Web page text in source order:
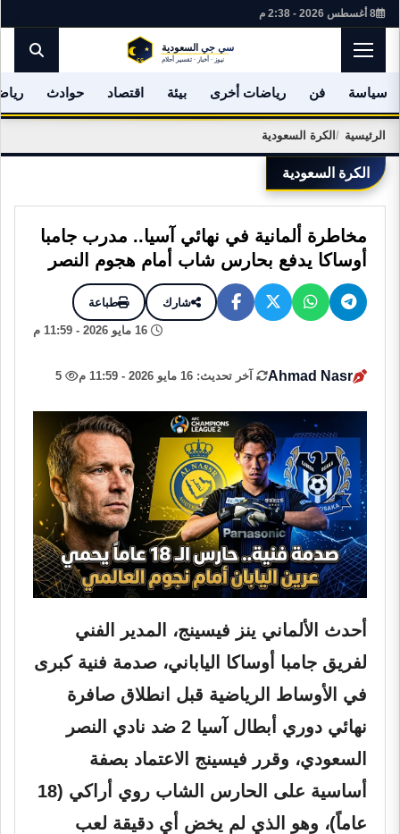
8 أغسطس 2026 - 2:38 م
سياسة فن رياضات أخرى بيئة اقتصاد حوادث
الرئيسية الكرة السعودية
الكرة السعودية
مخاطرة ألمانية في نهائي آسيا.. مدرب جامبا
أوساكا يدفع بحارس شاب أمام هجوم النصر
شارك طباعة
Ahmad Nasr آخر تحديث: 16 مايو 2026 - 11:59 م
أحدث الألماني ينز فيسينج، المدير الفني
لفريق جامبا أوساكا الياباني، صدمة فنية كبرى
في الأوساط الرياضية قبل انطلاق صافرة
نهائي دوري أبطال آسيا 2 ضد نادي النصر
السعودي، وقرر فيسينج الاعتماد بصفة
أساسية على الحارس الشاب روي أراكي
(18
عاماً)، وهو الذي لم يخض أي دقيقة لعب